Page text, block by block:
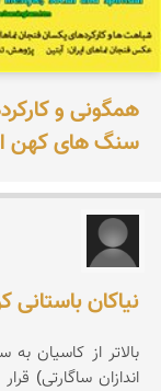
همگونی و
سنگ های کهن
نیاکان باستانی
بالاتر از کاسیان
اندازان ساگارتی)